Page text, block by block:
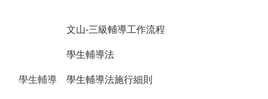
學生輔導
文山-三級輔導工作流程
學生輔導法
學生輔導法施行細則